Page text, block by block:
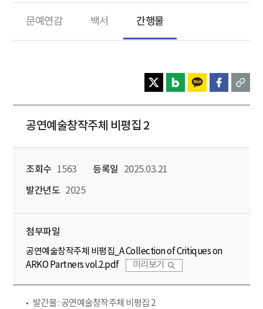
문예연감 백서 간행물
공연예술창작주체 비평집 2
조회수 1563 등록일
2025.03.21
발간년도 2025
첨부파일
공연예술창작주체 비평집_A Collection of Critiques on
ARKO Partners vol.2.pdf
미리보기
발간물 : 공연예술창작주체 비평집 2